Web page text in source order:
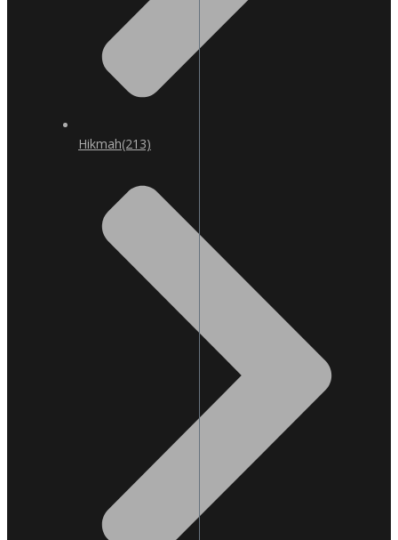
Hikmah(213)